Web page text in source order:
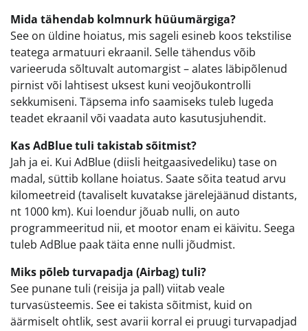
Mida tähendab kolmnurk hüüumärgiga?
See on üldine hoiatus, mis sageli esineb koos tekstilise
teatega armatuuri ekraanil. Selle tähendus võib
varieeruda sõltuvalt automargist – alates läbipõlenud
pirnist või lahtisest uksest kuni veojõukontrolli
sekkumiseni. Täpsema info saamiseks tuleb lugeda
teadet ekraanil või vaadata auto kasutusjuhendit.
Kas AdBlue tuli takistab sõitmist?
Jah ja ei. Kui AdBlue (diisli heitgaasivedeliku) tase on
madal, süttib kollane hoiatus. Saate sõita teatud arvu
kilomeetreid (tavaliselt kuvatakse järelejäänud distants,
nt 1000 km). Kui loendur jõuab nulli, on auto
programmeeritud nii, et mootor enam ei käivitu. Seega
tuleb AdBlue paak täita enne nulli jõudmist.
Miks põleb turvapadja (Airbag) tuli?
See punane tuli (reisija ja pall) viitab veale
turvasüsteemis. See ei takista sõitmist, kuid on
äärmiselt ohtlik, sest avarii korral ei pruugi turvapadjad